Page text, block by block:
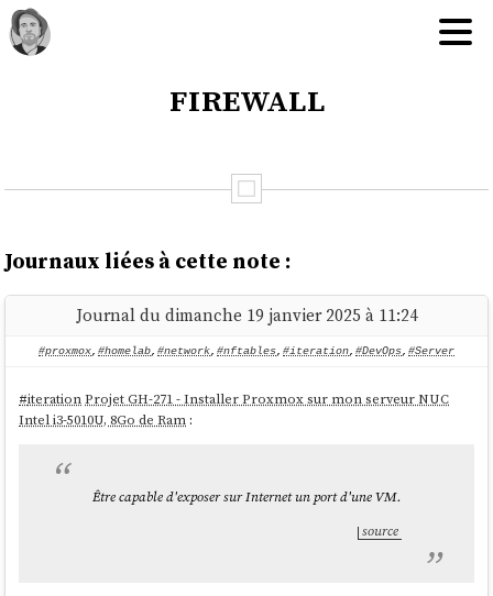
firewall
Journaux liées à cette note :
Journal du dimanche 19 janvier 2025 à 11:24
#proxmox, #homelab, #network, #nftables, #iteration, #DevOps, #Server
#iteration Projet GH-271 - Installer Proxmox sur mon serveur NUC
Intel i3-5010U, 8Go de Ram :
Être capable d'exposer sur Internet un port d'une VM.
source